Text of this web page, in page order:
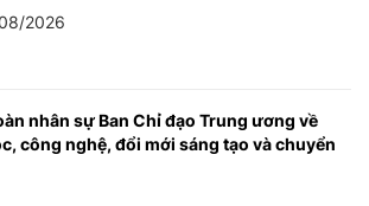
2026
nhân sự Ban Chỉ đạo Trung ương về
công nghệ, đổi mới sáng tạo và chuyển